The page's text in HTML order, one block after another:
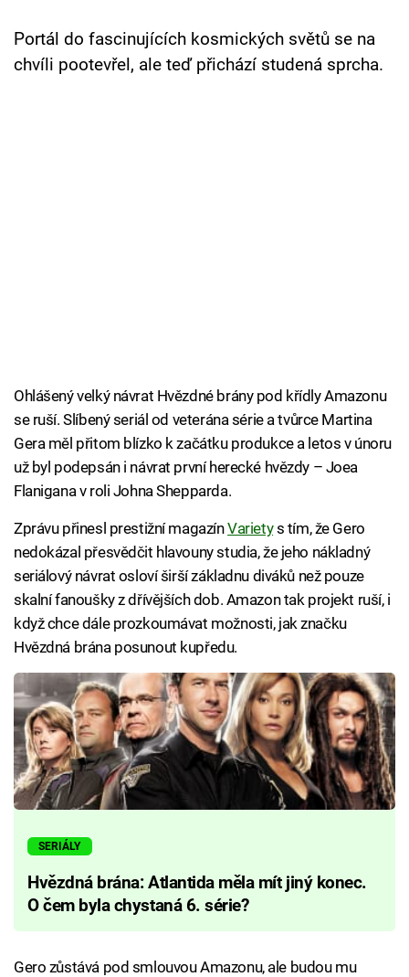
Portál do fascinujících kosmických světů se na
chvíli pootevřel, ale teď přichází studená sprcha.
Ohlášený velký návrat Hvězdné brány pod křídly Amazonu
se ruší. Slíbený seriál od veterána série a tvůrce Martina
Gera měl přitom blízko k začátku produkce a letos v únoru
už byl podepsán i návrat první herecké hvězdy – Joea
Flanigana v roli Johna Shepparda.
Zprávu přinesl prestižní magazínVarietys tím, že Gero
nedokázal přesvědčit hlavouny studia, že jeho nákladný
seriálový návrat osloví širší základnu diváků než pouze
skalní fanoušky z dřívějších dob. Amazon tak projekt ruší, i
když chce dále prozkoumávat možnosti, jak značku
Hvězdná brána posunout kupředu.
SERIÁLY
Hvězdná brána: Atlantida měla mít jiný konec.
O čem byla chystaná 6. série?
Gero zůstává pod smlouvou Amazonu, ale budou mu